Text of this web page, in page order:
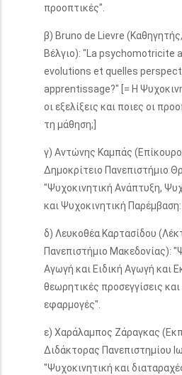
προοπτικές".
β) Bruno de Lievre
Βέλγιο): "La psychomotricite
evolutions et quelles
apprentissage?" [= Η
οι εξελίξεις και ποιες οι
τη μάθηση;]
γ) Αντώνης Καμπάς
Δημοκρίτειο Πανεπιστήμιο
"Ψυχοκινητική Ανάπτυξη,
και Ψυχοκινητική
δ) Λευκοθέα Καρτασίδου
Πανεπιστήμιο Μακεδονίας):
Αγωγή και Ειδική Αγωγή και
θεωρητικές προσεγγίσεις
εφαρμογές".
ε) Χαράλαμπος Ζάραγκας
Διδάκτορας Πανεπιστημίου
"Ψυχοκινητική και